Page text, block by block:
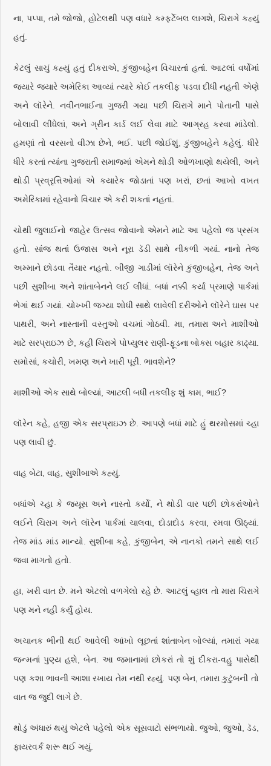
ના, પપ્પા, તમે જોજો, હોટેલથી પણ વધારે કમ્ફર્ટેબલ લાગશે, ચિરાગે કહ્યું
હતું.
કેટલું સાચું કહ્યું હતું દીકરાએ, કુંજીબહેન વિચારતાં હતાં. આટલાં વર્ષોમાં
જ્યારે જ્યારે અમેરિકા આવ્યાં ત્યારે કોઈ તકલીફ પડવા દીધી નહતી એણે
અને લૉરેને. નવીનભાઈના ગુજરી ગયા પછી ચિરાગે માને પોતાની પાસે
બોલાવી લીધેલાં, અને ગ્રીન કાર્ડ લઈ લેવા માટે આગ્રહ કરવા માંડેલો.
હમણાં તો વરસનો વીઝા છેને, ભઈ. પછી જોઈશું, કુંજીબહેને કહેલું. ધીરે
ધીરે કરતાં ત્યાંના ગુજરાતી સમાજમાં એમને થોડી ઓળખાણો થયેલી, અને
થોડી પ્રવ્રૃત્તિઓમાં એ કયારેક જોડાતાં પણ ખરાં, છતાં આખો વખત
અમેરિકામાં રહેવાનો વિચાર એ કરી શકતાં નહતાં.
ચોથી જુલાઈનો જાહેર ઉત્સવ જોવાનો એમને માટે આ પહેલો જ પ્રસંગ
હતો. સાંજ થતાં ઉજાસ અને નૂરા ડૅડી સાથે નીકળી ગયાં. નાનો તેજ
અમ્માને છોડવા તૈયાર નહતો. બીજી ગાડીમાં લૉરેને કુંજીબહેન, તેજ અને
પછી સુશીબા અને શાંતાબેનને લઈ લીધાં. બધાં નક્કી કર્યા પ્રમાણે પાર્કમાં
ભેગાં થઈ ગયાં. ચોખ્ખી જગ્યા શોધી સાથે લાવેલી દરીઓને લૉરેને ઘાસ પર
પાથરી, અને નાસ્તાની વસ્તુઓ વચમાં ગોઠવી. મા, તમારા અને માશીઓ
માટે સરપ્રાઇઝ છે, કહી ચિરાગે પોપ્યુલર રાણી-ફૂડના બોક્સ બહાર કાઢ્યા.
સમોસાં, કચોરી, ખમણ અને ખારી પૂરી. ભાવશેને?
માશીઓ એક સાથે બોલ્યાં, આટલી બધી તકલીફ શું કામ, ભાઈ?
લૉરેન કહે, હજી એક સરપ્રાઇઝ છે. આપણે બધાં માટે હું થરમોસમાં ચ્હા
પણ લાવી છું.
વાહ બેટા, વાહ, સુશીબાએ કહ્યું.
બધાંએ ચ્હા કે જ્યૂસ અને નાસ્તો કર્યો, ને થોડી વાર પછી છોકરાંઓને
લઈને ચિરાગ અને લૉરેન પાર્કમાં ચાલવા, દોડાદોડ કરવા, રમવા ઊઠ્યાં.
તેજ માંડ માંડ માન્યો. સુશીબા કહે, કુંજીબેન, એ નાનકો તમને સાથે લઈ
જવા માગતો હતો.
હા, ખરી વાત છે. મને એટલો વળગેલો રહે છે. આટલું વ્હાલ તો મારા ચિરાગે
પણ મને નહીં કર્યું હોય.
અચાનક ભીની થઈ આવેલી આંખો લૂછતાં શાંતાબેન બોલ્યાં, તમારાં ગયા
જન્મનાં પુણ્ય હશે, બેન. આ જમાનામાં છોકરાં તો શું દીકરા-વહુ પાસેથી
પણ કશા ભાવની આશા રખાય તેમ નથી રહ્યું. પણ બેન, તમારા કુટુંબની તો
વાત જ જુદી લાગે છે.
થોડું અંધારું થયું એટલે પહેલો એક સૂસવાટો સંભળાયો. જુઓ, જુઓ, ડૅડ,
ફાયરવર્ક શરૂ થઈ ગયું.